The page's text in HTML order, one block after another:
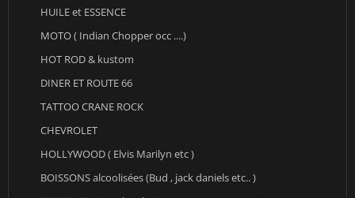
HUILE et ESSENCE
MOTO ( Indian Chopper occ ....)
HOT ROD & kustom
DINER ET ROUTE 66
TATTOO CRANE ROCK
CHEVROLET
HOLLYWOOD ( Elvis Marilyn etc )
BOISSONS alcoolisées (Bud , jack daniels etc.. )